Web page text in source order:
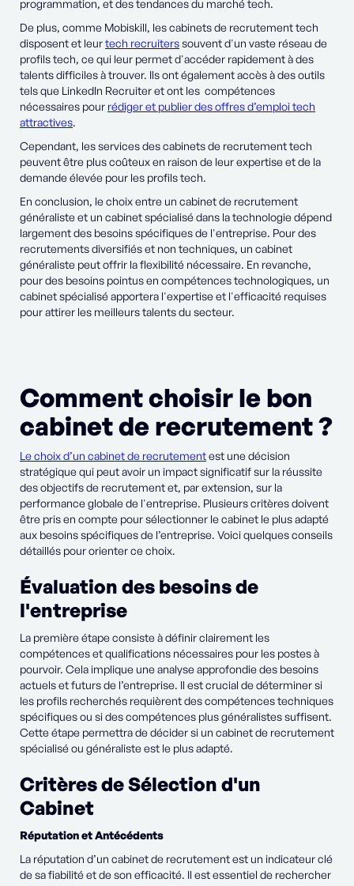
programmation, et des tendances du marché tech.
De plus, comme Mobiskill, les cabinets de recrutement tech
disposent et leurtech recruiterssouvent d'un vaste réseau de
profils tech, ce qui leur permet d'accéder rapidement à des
talents difficiles à trouver. Ils ont également accès à des outils
tels que LinkedIn Recruiter et ont les compétences
nécessaires pour rédiger et publier des offres d’emploi tech
attractives.
Cependant, les services des cabinets de recrutement tech
peuvent être plus coûteux en raison de leur expertise et de la
demande élevée pour les profils tech.
En conclusion, le choix entre un cabinet de recrutement
généraliste et un cabinet spécialisé dans la technologie dépend
largement des besoins spécifiques de l'entreprise. Pour des
recrutements diversifiés et non techniques, un cabinet
généraliste peut offrir la flexibilité nécessaire. En revanche,
pour des besoins pointus en compétences technologiques, un
cabinet spécialisé apportera l'expertise et l'efficacité requises
pour attirer les meilleurs talents du secteur.
Comment choisir le bon
cabinet de recrutement ?
Le choix d’un cabinet de recrutementest une décision
stratégique qui peut avoir un impact significatif sur la réussite
des objectifs de recrutement et, par extension, sur la
performance globale de l'entreprise. Plusieurs critères doivent
être pris en compte pour sélectionner le cabinet le plus adapté
aux besoins spécifiques de l’entreprise. Voici quelques conseils
détaillés pour orienter ce choix.
Évaluation des besoins de
l'entreprise
La première étape consiste à définir clairement les
compétences et qualifications nécessaires pour les postes à
pourvoir. Cela implique une analyse approfondie des besoins
actuels et futurs de l’entreprise. Il est crucial de déterminer si
les profils recherchés requièrent des compétences techniques
spécifiques ou si des compétences plus généralistes suffisent.
Cette étape permettra de décider si un cabinet de recrutement
spécialisé ou généraliste est le plus adapté.
Critères de Sélection d'un
Cabinet
Réputation et Antécédents
La réputation d’un cabinet de recrutement est un indicateur clé
de sa fiabilité et de son efficacité. Il est essentiel de rechercher